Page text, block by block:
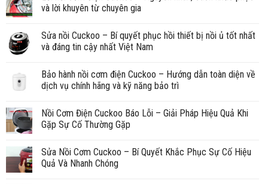
và lời khuyên từ chuyên gia
Sửa nồi Cuckoo – Bí quyết phục hồi thiết bị nồi ủ tốt nhất
và đáng tin cậy nhất Việt Nam
Bảo hành nồi cơm điện Cuckoo – Hướng dẫn toàn diện về
dịch vụ chính hãng và kỹ năng bảo trì
Nồi Cơm Điện Cuckoo Báo Lỗi – Giải Pháp Hiệu Quả Khi
Gặp Sự Cố Thường Gặp
Sửa Nồi Cơm Cuckoo – Bí Quyết Khắc Phục Sự Cố Hiệu
Quả Và Nhanh Chóng